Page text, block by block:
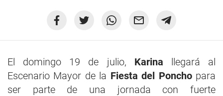
El domingo 19 de julio, Karina llegará al
Escenario Mayor de la Fiesta del Ponchopara
ser parte de una jornada con fuerte